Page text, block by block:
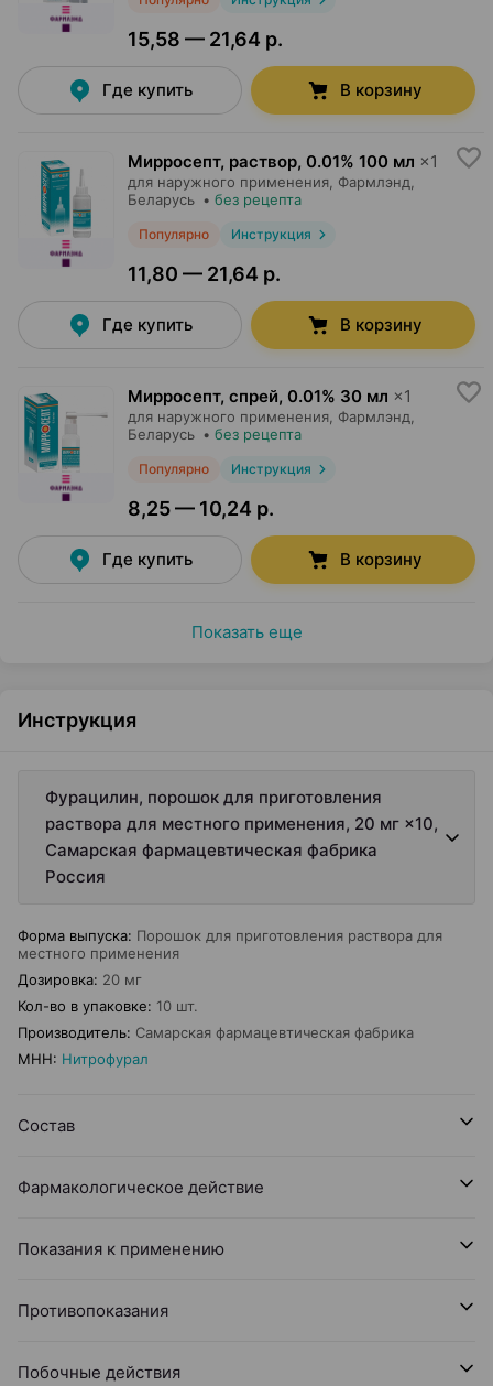
15,58 — 21,64 р.
Где купить В корзину
Мирросепт, раствор, 0.01% 100 мл ×1
для наружного применения, Фармлэнд
Беларусь • без рецепта
Популярно Инструкция
11,80 — 21,64 р.
Где купить В корзину
Мирросепт, спрей, 0.01% 30 мл ×1
для наружного применения, Фармлэнд
Беларусь • без рецепта
Популярно Инструкция
8,25 — 10,24 р.
Где купить В корзину
Показать еще
Инструкция
Фурацилин, порошок для приготовления
раствора для местного применения, 20 мг ×10,
Самарская фармацевтическая фабрика
Россия
Форма выпуска: Порошок для приготовления раствора для
местного применения
Дозировка: 20 мг
Кол-во в упаковке: 10 шт.
Производитель: Самарская фармацевтическая фабрика
МНН: Нитрофурал
Состав
Фармакологическое действие
Показания к применению
Противопоказания
Побочные действия